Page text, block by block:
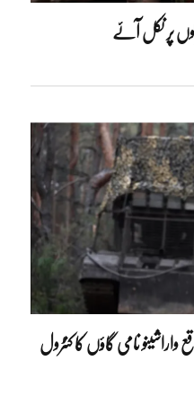
پر نکل آئے
نامی گاؤں کا کنٹرول